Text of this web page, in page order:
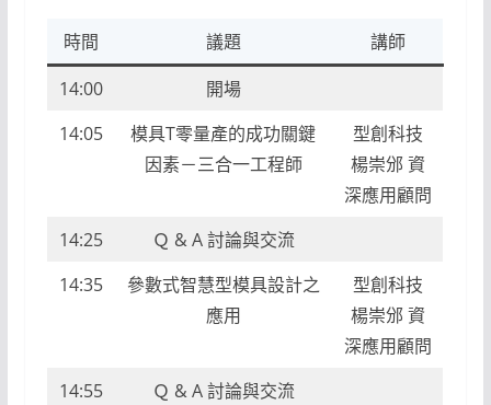
時間 議題
講師
14:00
開場
14:05
模具T零量產的成功關鍵
因素－三合一工程師
型創科技
楊崇邠 資
深應用顧問
14:25
Ｑ & A 討論與交流
14:35
參數式智慧型模具設計之
應用
型創科技
楊崇邠 資
深應用顧問
14:55
Ｑ & A 討論與交流